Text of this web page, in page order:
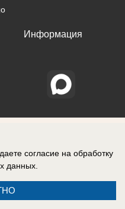
Информация
согласие на обработку
данных.